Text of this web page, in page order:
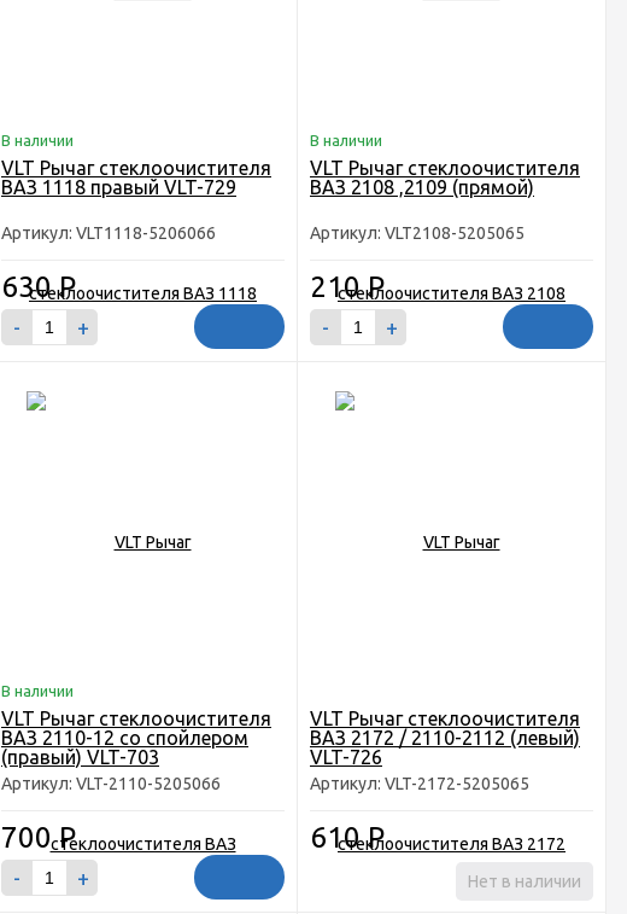
В наличии
VLT Рычаг стеклоочистителя
ВАЗ 1118 правый VLT-729
Артикул: VLT1118-5206066
630Р
- +
В наличии
VLT Рычаг стеклоочистителя
ВАЗ 2108 ,2109 (прямой)
Артикул: VLT2108-5205065
210Р
- +
В наличии
VLT Рычаг стеклоочистителя
ВАЗ 2110-12 со спойлером
(правый) VLT-703
Артикул: VLT-2110-5205066
700Р
- +
VLT Рычаг стеклоочистителя
ВАЗ 2172 / 2110-2112 (левый)
VLT-726
Артикул: VLT-2172-5205065
610Р
Нет в наличии